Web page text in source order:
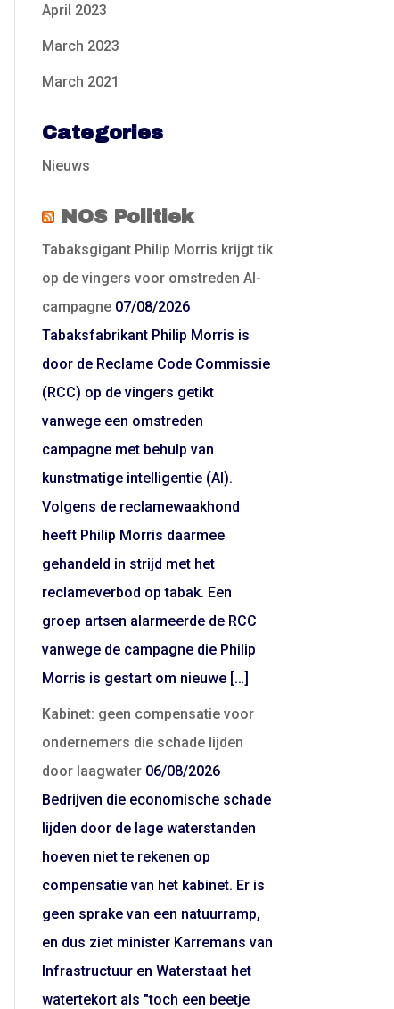
April 2023
March 2023
March 2021
Categories
Nieuws
NOS Politiek
Tabaksgigant Philip Morris krijgt tik
op de vingers voor omstreden AI-
campagne 07/08/2026
Tabaksfabrikant Philip Morris is
door de Reclame Code Commissie
(RCC) op de vingers getikt
vanwege een omstreden
campagne met behulp van
kunstmatige intelligentie (AI).
Volgens de reclamewaakhond
heeft Philip Morris daarmee
gehandeld in strijd met het
reclameverbod op tabak. Een
groep artsen alarmeerde de RCC
vanwege de campagne die Philip
Morris is gestart om nieuwe […]
Kabinet: geen compensatie voor
ondernemers die schade lijden
door laagwater 06/08/2026
Bedrijven die economische schade
lijden door de lage waterstanden
hoeven niet te rekenen op
compensatie van het kabinet. Er is
geen sprake van een natuurramp,
en dus ziet minister Karremans van
Infrastructuur en Waterstaat het
watertekort als "toch een beetje